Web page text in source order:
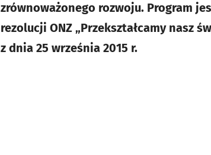
zrównoważonego rozwoju. Program
rezolucji ONZ „Przekształcamy nasz
z dnia 25 września 2015 r.